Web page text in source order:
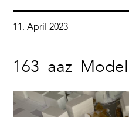
11. April 2023